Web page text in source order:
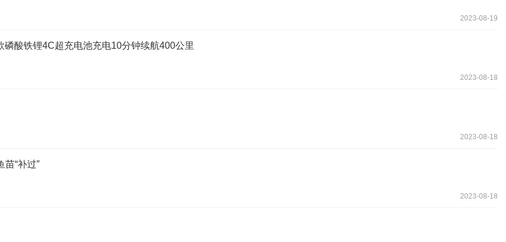
2023-08-19
酸铁锂4C超充电池充电10分钟续航400公里
2023-08-18
2023-08-18
“补过”
2023-08-18